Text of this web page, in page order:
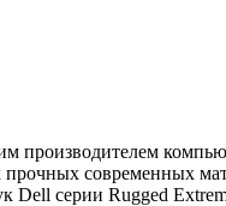
производителем
современных
Dell серии Rugged